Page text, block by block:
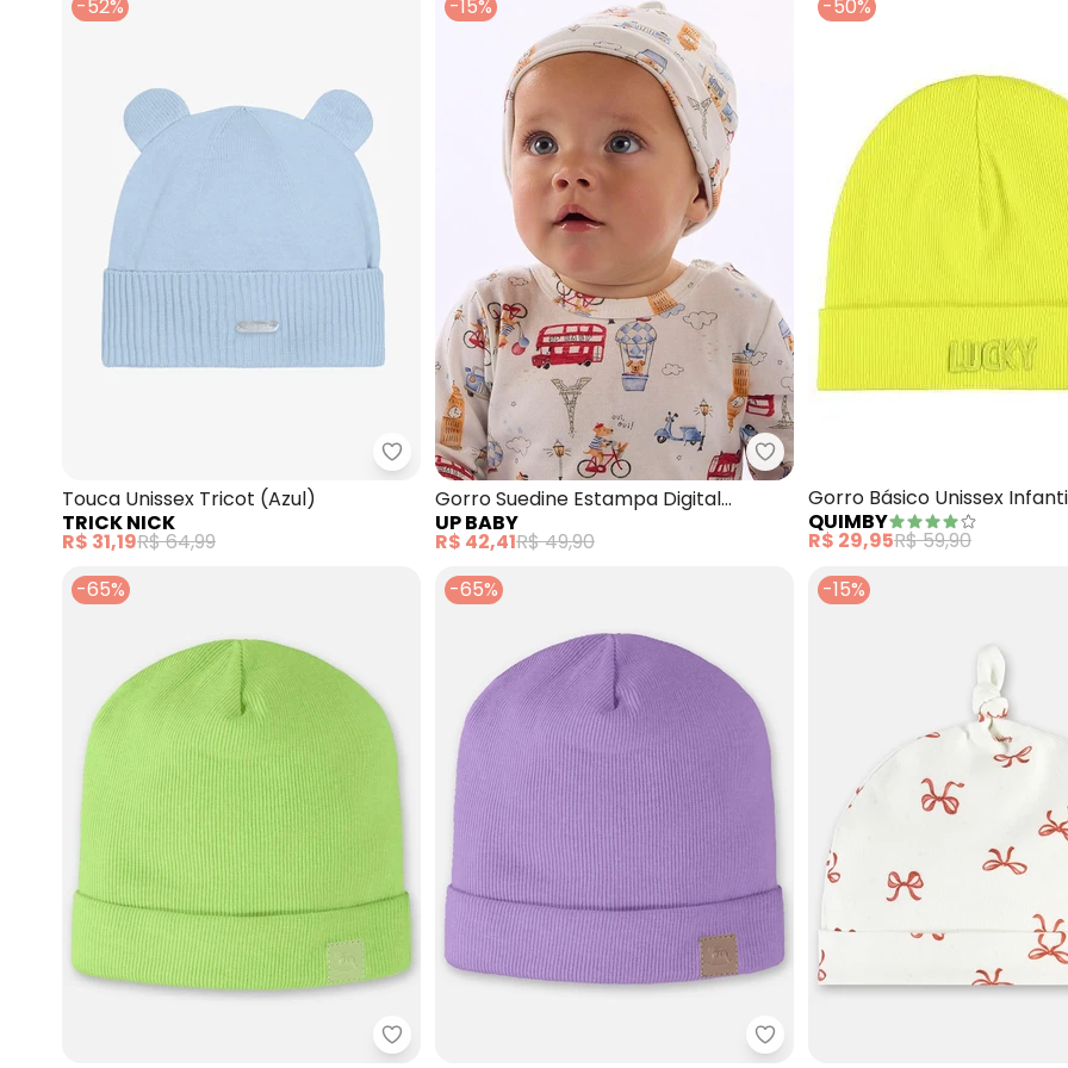
-52%
Trick Nick - Touca Unissex Tricot (Azul)
Touca Unissex Tricot (Azul)
TRICK NICK
R$ 31,19R$ 64,99
-15%
Up Baby - Gorro Suedine
Gorro Suedine Estampa Digital
Estampado
UP BABY
R$ 42,41R$ 49,90
-50%
Gorro Básico Unissex
QUIMBY
R$ 29,95R$ 59,90
-65%
Up Baby - Gorro em Ribana Unissex para Bebê (Verde)
-65%
Up Baby - Gorro em Ribana
-15%